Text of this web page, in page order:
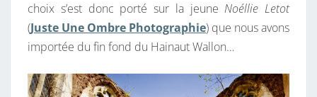
choix s’est donc porté sur la jeuneNoéllie Letot
(Juste Une Ombre Photographie) que nous avons
importée du fin fond du Hainaut Wallon…